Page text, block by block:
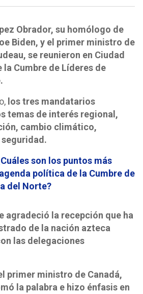
Obrador, su homólogo de
Biden, y el primer ministro de
se reunieron en Ciudad
Cumbre de Líderes de
los tres mandatarios
temas de interés regional,
cambio climático,
son los puntos más
política de la Cumbre de
del Norte?
agradeció la recepción que ha
de la nación azteca
las delegaciones
primer ministro de Canadá,
la palabra e hizo énfasis en